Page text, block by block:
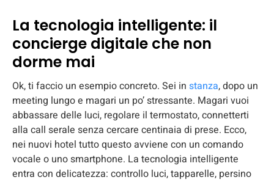
La tecnologia intelligente: il
concierge digitale che non
dorme mai
Ok, ti faccio un esempio concreto. Sei in stanza, dopo un
meeting lungo e magari un po’ stressante. Magari vuoi
abbassare delle luci, regolare il termostato, connetterti
alla call serale senza cercare centinaia di prese. Ecco,
nei nuovi hotel tutto questo avviene con un comando
vocale o uno smartphone. La tecnologia intelligente
entra con delicatezza: controllo luci, tapparelle, persino